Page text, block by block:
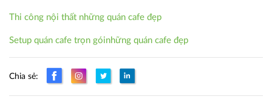
Thi công nội thất những quán cafe đẹp
Setup quán cafe trọn góinhững quán cafe đẹp
Chia sẻ: